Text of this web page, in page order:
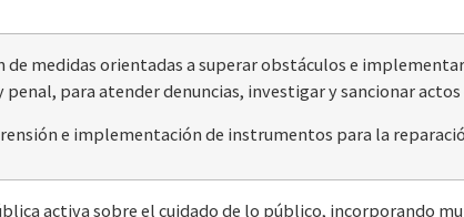
de medidas orientadas a superar obstáculos e
para atender denuncias, investigar y sancionar
e implementación de instrumentos para la
activa sobre el cuidado de lo público, incorporando